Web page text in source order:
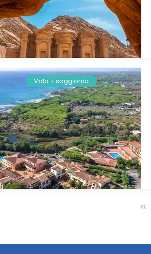
Volo + soggiorno